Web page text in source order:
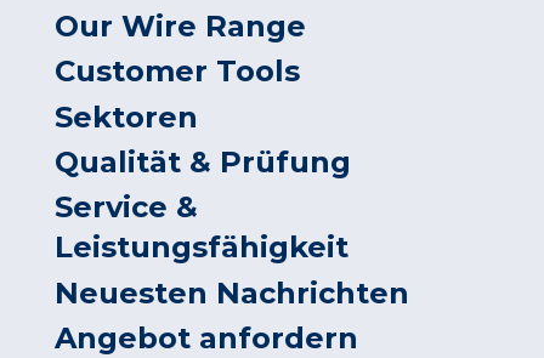
Our Wire Range
Customer Tools
Sektoren
Qualität & Prüfung
Service &
Leistungsfähigkeit
Neuesten Nachrichten
Angebot anfordern